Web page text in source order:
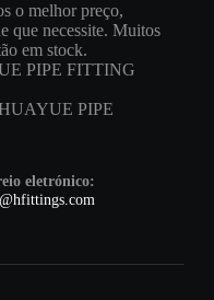
o melhor preço,
que necessite. Muitos
em stock.
PIPE FITTING
HUAYUE PIPE
eletrónico: